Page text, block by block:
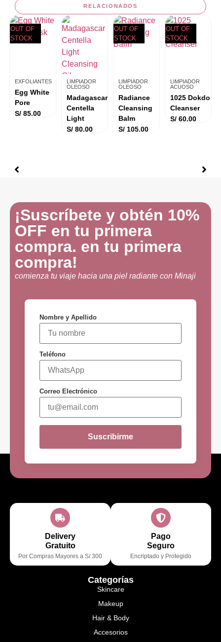
RELACIONADOS
OUT OF
STOCK
EXFOLIANTES
Egg White
Pore
S/ 85.00
LIMPIADOR
OLEOSO
Madagascar
Centella
Light
S/ 80.00
OUT OF
STOCK
LIMPIADOR
OLEOSO
Radiance
Cleansing
Balm
S/ 105.00
OUT OF
STOCK
LIMPIADOR
ACUOSO
1025 Dokdo
Cleanser
S/ 60.00
¡Suscríbete y obtén 10%
OFF en tu primera
compra. en tu primera
compra!
comienza tu viaje hacia una piel radiante con Minaji
Nombre y Apellido
Teléfono
Correo Electrónico
Suscribirme
Delivery
Gratuito
Por Compras Mayores a S/ 300
Pago
Seguro
Encriptado y Protegido
Categorías
Skincare
Makeup
Hair & Body
Accesorios